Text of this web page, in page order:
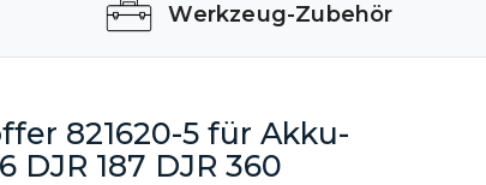
Werkzeug-Zubehör
821620-5 für Akku-
DJR 187 DJR 360